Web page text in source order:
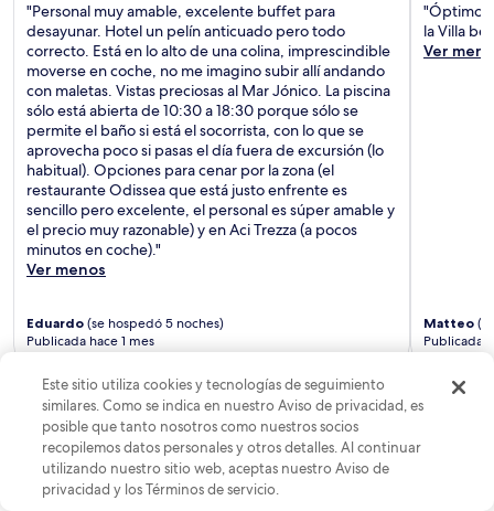
"Personal muy amable, excelente buffet para
desayunar. Hotel un pelín anticuado pero todo
correcto. Está en lo alto de una colina, imprescindible
moverse en coche, no me imagino subir allí andando
con maletas. Vistas preciosas al Mar Jónico. La piscina
sólo está abierta de 10:30 a 18:30 porque sólo se
permite el baño si está el socorrista, con lo que se
aprovecha poco si pasas el día fuera de excursión (lo
habitual). Opciones para cenar por la zona (el
restaurante Odissea que está justo enfrente es
sencillo pero excelente, el personal es súper amable y
el precio muy razonable) y en Aci Trezza (a pocos
minutos en coche)."
Ver menos
Eduardo (se hospedó 5 noches)
Publicada hace 1 mes
"Óptimo
la Villa
Ver
Matteo
Publicada
Preguntas frecuentes
¿Cuánto cuesta una habitación de hotel en Aci Castello?
Puedes encontrar hoteles increíbles en Aci Castello
Este sitio utiliza cookies y tecnologías de seguimiento
similares. Como se indica en nuestro Aviso de privacidad, es
posible que tanto nosotros como nuestros socios
recopilemos datos personales y otros detalles. Al continuar
utilizando nuestro sitio web, aceptas nuestro Aviso de
privacidad y los Términos de servicio.